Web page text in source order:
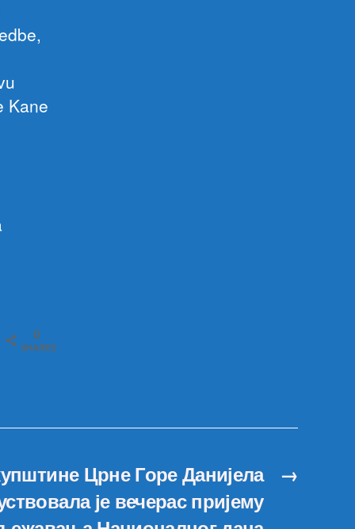
Kane
0
SHARES
→
Црне Горе Данијела
је вечерас пријему